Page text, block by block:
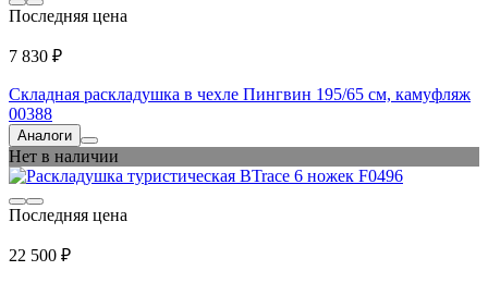
Последняя цена
7 830 ₽
Складная раскладушка в чехле Пингвин 195/65 см, камуфляж
00388
Аналоги
Нет в наличии
Последняя цена
22 500 ₽